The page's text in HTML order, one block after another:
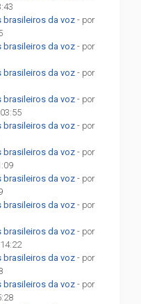
brasileiros da voz - por
brasileiros da voz - por
brasileiros da voz - por
brasileiros da voz - por
brasileiros da voz - por
brasileiros da voz - por
brasileiros da voz - por
brasileiros da voz - por
brasileiros da voz - por
brasileiros da voz - por
brasileiros da voz - por